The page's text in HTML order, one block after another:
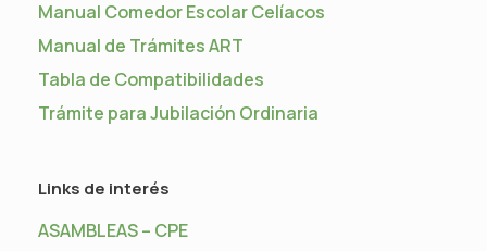
Manual Comedor Escolar Celíacos
Manual de Trámites ART
Tabla de Compatibilidades
Trámite para Jubilación Ordinaria
Links de interés
ASAMBLEAS – CPE